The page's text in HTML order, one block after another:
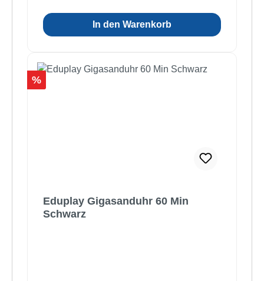
In den Warenkorb
Rabatt
%
Eduplay Gigasanduhr 60 Min
Schwarz